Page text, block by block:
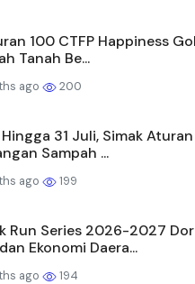
100 CTFP Happiness
Tanah Be...
ago 200
31 Juli, Simak
Sampah ...
ago 199
Run Series 2026-2027
Ekonomi Daera...
ago 194